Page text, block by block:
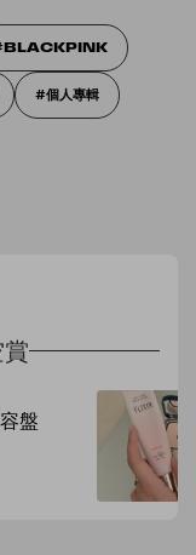
BLACKPINK
個人專輯
盤